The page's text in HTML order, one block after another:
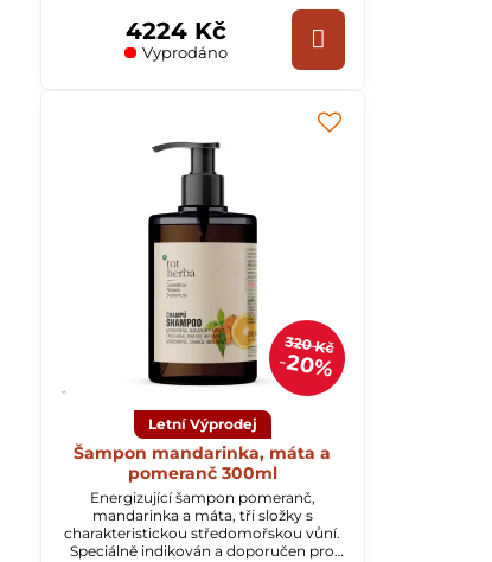
Vyprodáno
4224 Kč
320 Kč
20%
Letní Výprodej
Šampon mandarinka, máta a
pomeranč 300ml
Energizující šampon pomeranč,
mandarinka a máta, tři složky s
charakteristickou středomořskou vůní.
Speciálně indikován a doporučen pro